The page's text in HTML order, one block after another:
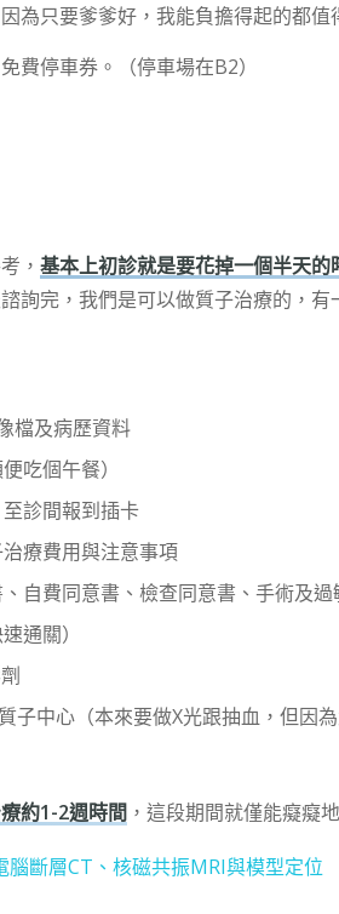
為只要爹爹好，我能負擔得起的都值
費停車券。（停車場在B2）
，基本上初診就是要花掉一個半天的
詢完，我們是可以做質子治療的，
檔及病歷資料
吃個午餐）
診間報到插卡
療費用與注意事項
自費同意書、檢查同意書、手術及
通關）
子中心（本來要做X光跟抽血，但因
約1-2週時間 ，這段期間就僅能癡癡
斷層CT、核磁共振MRI與模型定位